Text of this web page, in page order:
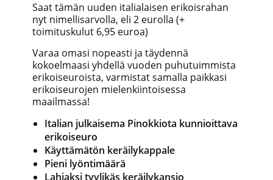
Saat tämän uuden italialaisen erikoisrahan
nyt nimellisarvolla, eli 2 eurolla (+
toimituskulut 6,95 euroa)
Varaa omasi nopeasti ja täydennä
kokoelmaasi yhdellä vuoden puhutuimmista
erikoiseuroista, varmistat samalla paikkasi
erikoiseurojen mielenkiintoisessa
maailmassa!
Italian julkaisema Pinokkiota kunnioittava
erikoiseuro
Käyttämätön keräilykappale
Pieni lyöntimäärä
Lahjaksi tyylikäs keräilykansio